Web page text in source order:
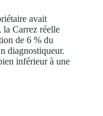
avait
la Carrez réelle
de 6 % du
diagnostiqueur.
inférieur à une